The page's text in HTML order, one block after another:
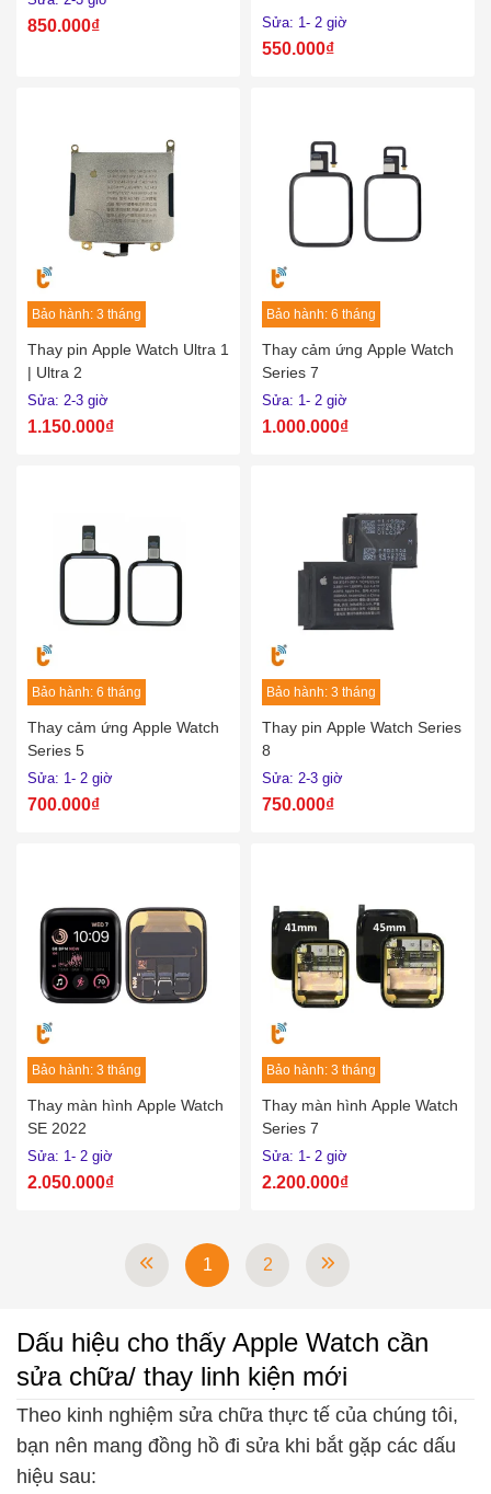
850.000₫ Sửa: 1- 2 giờ
550.000₫
Bảo hành: 3 tháng
Thay pin Apple Watch Ultra 1
| Ultra 2
Sửa: 2-3 giờ
1.150.000₫
Bảo hành: 6 tháng
Thay cảm ứng Apple Watch
Series 7
Sửa: 1- 2 giờ
1.000.000₫
Bảo hành: 6 tháng
Thay cảm ứng Apple Watch
Series 5
Sửa: 1- 2 giờ
700.000₫
Bảo hành: 3 tháng
Thay pin Apple Watch Series
8
Sửa: 2-3 giờ
750.000₫
Bảo hành: 3 tháng
Thay màn hình Apple Watch
SE 2022
Sửa: 1- 2 giờ
2.050.000₫
Bảo hành: 3 tháng
Thay màn hình Apple Watch
Series 7
Sửa: 1- 2 giờ
2.200.000₫
1 2
Dấu hiệu cho thấy Apple Watch cần
sửa chữa/ thay linh kiện mới
Theo kinh nghiệm sửa chữa thực tế của chúng tôi,
bạn nên mang đồng hồ đi sửa khi bắt gặp các dấu
hiệu sau: